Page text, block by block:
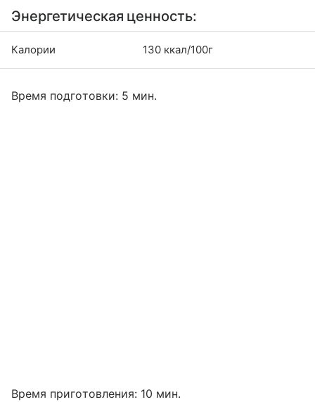
Энергетическая ценность:
Калории 130 ккал/100г
Время подготовки: 5 мин.
Время приготовления: 10 мин.